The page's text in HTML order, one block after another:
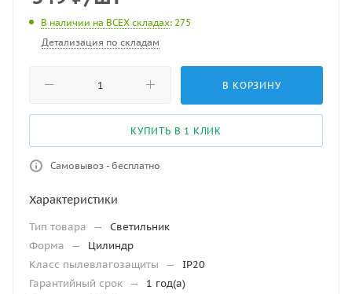
В наличии на ВСЕХ складах: 275
Детализация по складам
В КОРЗИНУ
КУПИТЬ В 1 КЛИК
Самовывоз - бесплатно
Характеристики
Тип товара —
Светильник
Форма
—
Цилиндр
Класс пылевлагозащиты
—
IP20
Гарантийный срок —
1 год(а)